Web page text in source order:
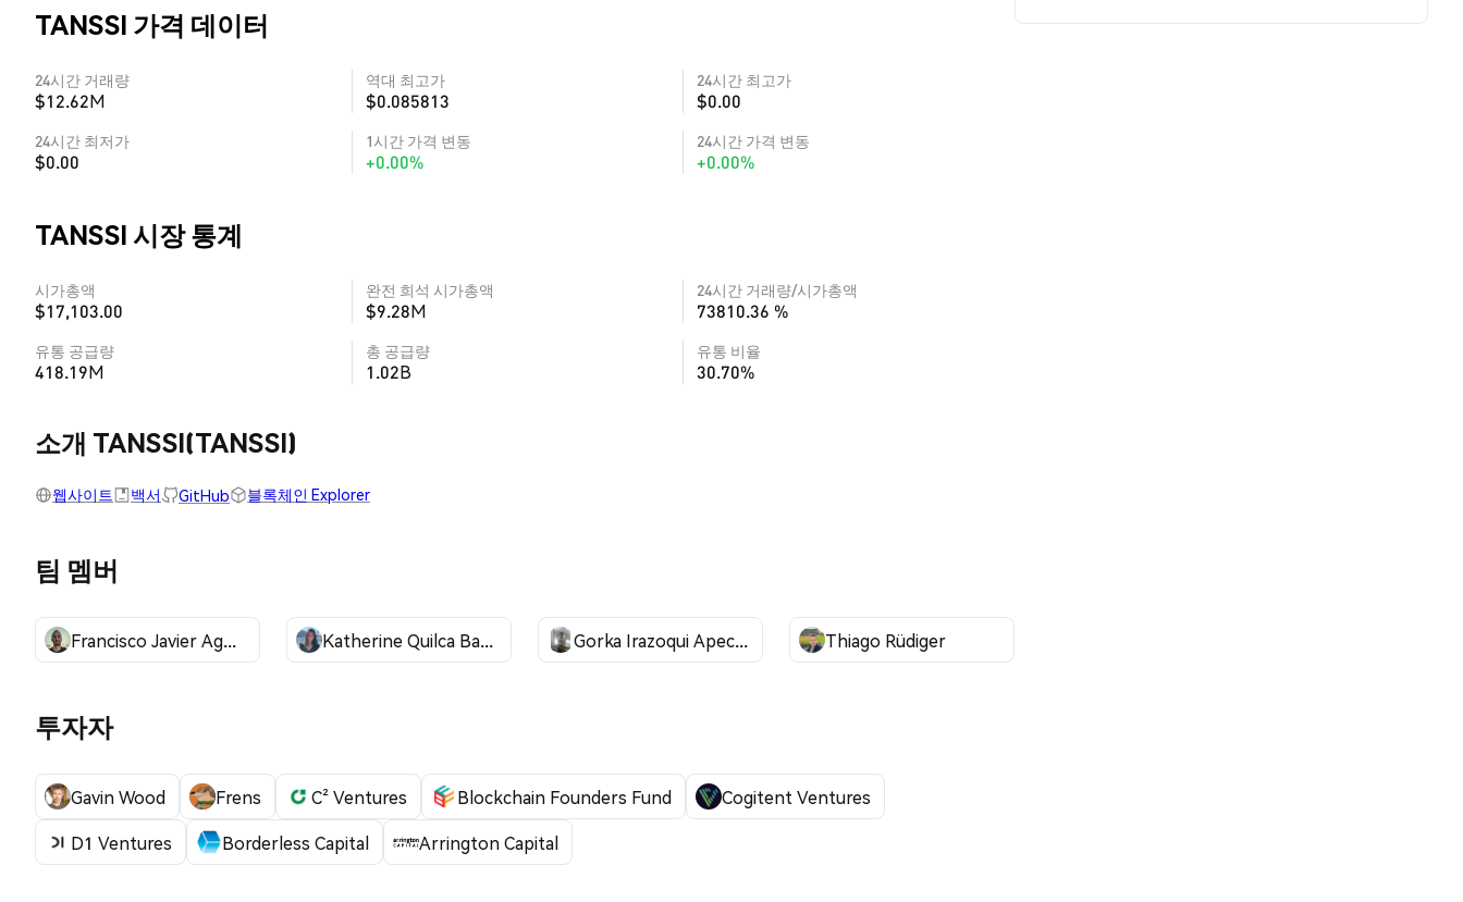
TANSSI 가격 데이터
24시간 거래량
$12.62M
역대 최고가
$0.085813
24시간 최고가
$0.00
24시간 최저가
$0.00
1시간 가격 변동
+0.00%
24시간 가격 변동
+0.00%
TANSSI 시장 통계
시가총액
$17,103.00
완전 희석 시가총액
$9.28M
24시간 거래량/시가총액
73810.36 %
유통 공급량
418.19M
총 공급량
1.02B
유통 비율
30.70%
소개 TANSSI(TANSSI)
웹사이트 백서 GitHub 블록체인 Explorer
팀 멤버
Francisco Javier Agosti Katherine Quilca Barcelli Gorka Irazoqui Apecechea Thiago Rüdiger
투자자
Gavin Wood Frens C² Ventures Blockchain Founders Fund
Cogitent Ventures
D1 Ventures
Borderless Capital Arrington Capital